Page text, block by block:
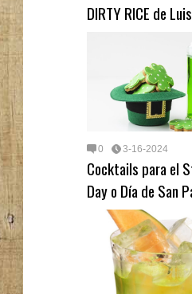
DIRTY RICE de
0 3-16-2024
Cocktails para el
Day o Día de San